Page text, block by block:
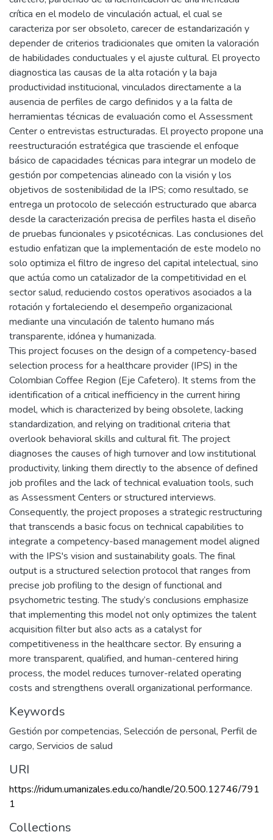
crítica en el modelo de vinculación actual, el cual se
caracteriza por ser obsoleto, carecer de estandarización y
depender de criterios tradicionales que omiten la valoración
de habilidades conductuales y el ajuste cultural. El proyecto
diagnostica las causas de la alta rotación y la baja
productividad institucional, vinculados directamente a la
ausencia de perfiles de cargo definidos y a la falta de
herramientas técnicas de evaluación como el Assessment
Center o entrevistas estructuradas. El proyecto propone una
reestructuración estratégica que trasciende el enfoque
básico de capacidades técnicas para integrar un modelo de
gestión por competencias alineado con la visión y los
objetivos de sostenibilidad de la IPS; como resultado, se
entrega un protocolo de selección estructurado que abarca
desde la caracterización precisa de perfiles hasta el diseño
de pruebas funcionales y psicotécnicas. Las conclusiones del
estudio enfatizan que la implementación de este modelo no
solo optimiza el filtro de ingreso del capital intelectual, sino
que actúa como un catalizador de la competitividad en el
sector salud, reduciendo costos operativos asociados a la
rotación y fortaleciendo el desempeño organizacional
mediante una vinculación de talento humano más
transparente, idónea y humanizada.
This project focuses on the design of a competency-based
selection process for a healthcare provider (IPS) in the
Colombian Coffee Region (Eje Cafetero). It stems from the
identification of a critical inefficiency in the current hiring
model, which is characterized by being obsolete, lacking
standardization, and relying on traditional criteria that
overlook behavioral skills and cultural fit. The project
diagnoses the causes of high turnover and low institutional
productivity, linking them directly to the absence of defined
job profiles and the lack of technical evaluation tools, such
as Assessment Centers or structured interviews.
Consequently, the project proposes a strategic restructuring
that transcends a basic focus on technical capabilities to
integrate a competency-based management model aligned
with the IPS's vision and sustainability goals. The final
output is a structured selection protocol that ranges from
precise job profiling to the design of functional and
psychometric testing. The study’s conclusions emphasize
that implementing this model not only optimizes the talent
acquisition filter but also acts as a catalyst for
competitiveness in the healthcare sector. By ensuring a
more transparent, qualified, and human-centered hiring
process, the model reduces turnover-related operating
costs and strengthens overall organizational performance.
Keywords
Gestión por competencias, Selección de personal, Perfil de
cargo, Servicios de salud
URI
https://ridum.umanizales.edu.co/handle/20.500.12746/791
1
Collections